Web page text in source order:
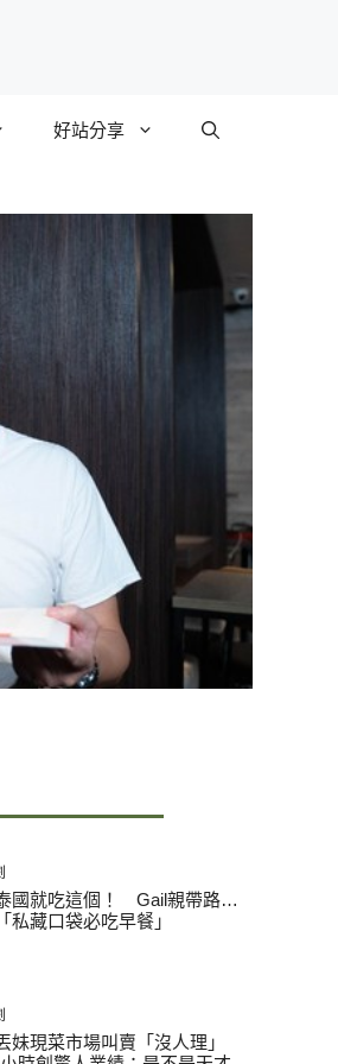
好站分享
國就吃這個！ Gail親帶路…
私藏口袋必吃早餐」
妹現菜市場叫賣「沒人理」